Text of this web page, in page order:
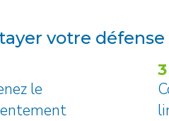
votre défense
le
3